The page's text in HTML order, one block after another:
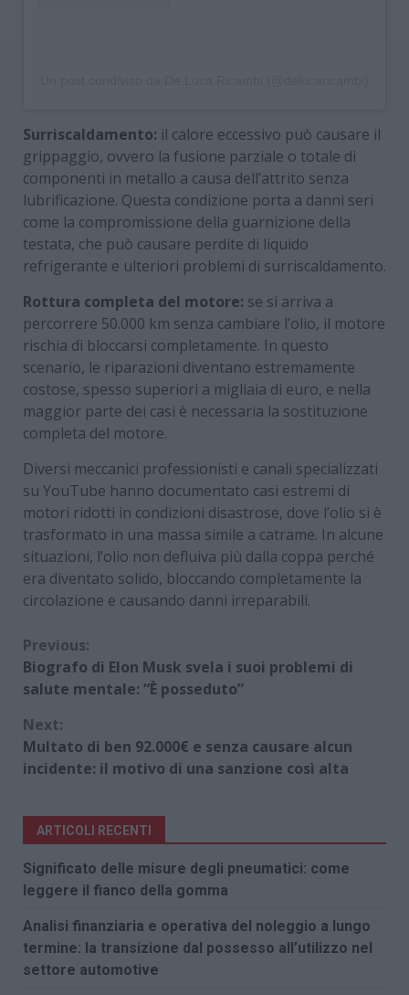
Surriscaldamento: il calore eccessivo può causare il
grippaggio, ovvero la fusione parziale o totale di
componenti in metallo a causa dell’attrito senza
lubrificazione. Questa condizione porta a danni seri
come la compromissione della guarnizione della
testata, che può causare perdite di liquido
refrigerante e ulteriori problemi di surriscaldamento.
Rottura completa del motore: se si arriva a
percorrere 50.000 km senza cambiare l’olio, il motore
rischia di bloccarsi completamente. In questo
scenario, le riparazioni diventano estremamente
costose, spesso superiori a migliaia di euro, e nella
maggior parte dei casi è necessaria la sostituzione
completa del motore.
Diversi meccanici professionisti e canali specializzati
su YouTube hanno documentato casi estremi di
motori ridotti in condizioni disastrose, dove l’olio si è
trasformato in una massa simile a catrame. In alcune
situazioni, l’olio non defluiva più dalla coppa perché
era diventato solido, bloccando completamente la
circolazione e causando danni irreparabili.
Continue
Reading
Previous:
Biografo di Elon Musk svela i suoi problemi di
salute mentale: “È posseduto”
Next:
Multato di ben 92.000€ e senza causare alcun
incidente: il motivo di una sanzione così alta
ARTICOLI RECENTI
Significato delle misure degli pneumatici: come
leggere il fianco della gomma
Analisi finanziaria e operativa del noleggio a lungo
termine: la transizione dal possesso all’utilizzo nel
settore automotive